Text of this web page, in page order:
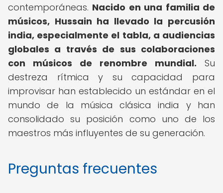
contemporáneas. Nacido en una familia de
músicos, Hussain ha llevado la percusión
india, especialmente el tabla, a audiencias
globales a través de sus colaboraciones
con músicos de renombre mundial. Su
destreza rítmica y su capacidad para
improvisar han establecido un estándar en el
mundo de la música clásica india y han
consolidado su posición como uno de los
maestros más influyentes de su generación.
Preguntas frecuentes